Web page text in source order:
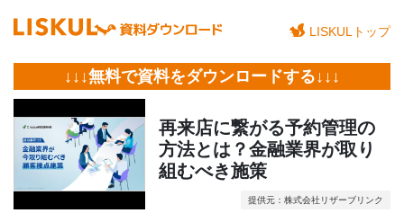
LISKULトップ
↓↓↓無料で資料をダウンロードする↓↓↓
再来店に繋がる予約管理の
方法とは？金融業界が取り
組むべき施策
提供元：株式会社リザーブリンク